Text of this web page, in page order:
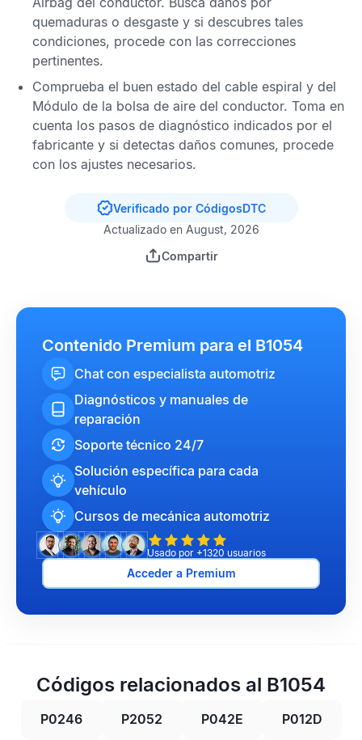
quemaduras o desgaste y si descubres tales
condiciones, procede con las correcciones
pertinentes.
Comprueba el buen estado del cable espiral y del
Módulo de la bolsa de aire del conductor. Toma en
cuenta los pasos de diagnóstico indicados por el
fabricante y si detectas daños comunes, procede
con los ajustes necesarios.
Verificado por CódigosDTC
Actualizado en August, 2026
Compartir
Contenido Premium para el B1054
Chat con especialista automotriz
Diagnósticos y manuales de
reparación
Soporte técnico 24/7
Solución específica para cada
vehículo
Cursos de mecánica automotriz
Usado por +1320 usuarios
Acceder a Premium
Códigos relacionados al B1054
P0246 P2052 P042E P012D